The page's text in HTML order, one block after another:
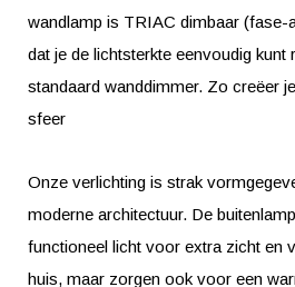
wandlamp is TRIAC dimbaar (fase-
dat je de lichtsterkte eenvoudig kunt
standaard wanddimmer. Zo creëer
sfeer
Onze verlichting is strak
moderne architectuur. De
functioneel licht voor extra zicht en
huis, maar zorgen ook voor een